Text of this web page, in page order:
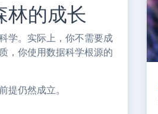
林的成长
学。实际上，你不需要成
，你使用数据科学根源的
仍然成立。